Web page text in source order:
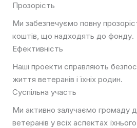
Прозорість
Ми забезпечуємо повну
коштів, що надходять до фонду.
Ефективність
Наші проекти справляють
життя ветеранів і їхніх родин.
Суспільна участь
Ми активно залучаємо громаду
ветеранів у всіх аспектах